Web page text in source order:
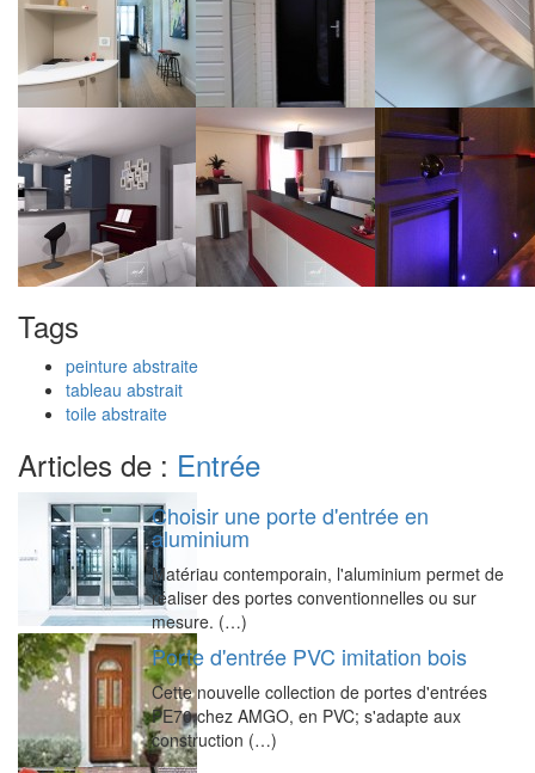
Tags
peinture abstraite
tableau abstrait
toile abstraite
Articles de : Entrée
Choisir une porte d'entrée en
aluminium
Matériau contemporain, l'aluminium permet de
réaliser des portes conventionnelles ou sur
mesure. (…)
Porte d'entrée PVC imitation bois
Cette nouvelle collection de portes d'entrées
PE70 chez AMGO, en PVC; s'adapte aux
construction (…)